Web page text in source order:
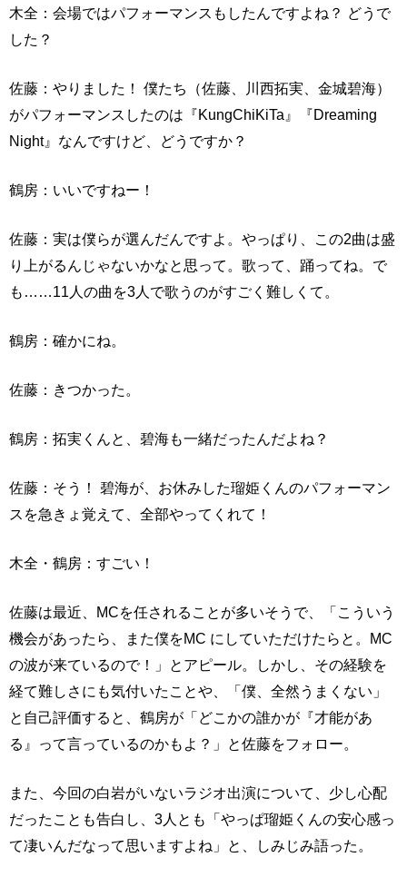
木全：会場ではパフォーマンスもしたんですよね？ どうで
した？
佐藤：やりました！ 僕たち（佐藤、川西拓実、金城碧海）
がパフォーマンスしたのは『KungChiKiTa』『Dreaming
Night』なんですけど、どうですか？
鶴房：いいですねー！
佐藤：実は僕らが選んだんですよ。やっぱり、この2曲は盛
り上がるんじゃないかなと思って。歌って、踊ってね。で
も……11人の曲を3人で歌うのがすごく難しくて。
鶴房：確かにね。
佐藤：きつかった。
鶴房：拓実くんと、碧海も一緒だったんだよね？
佐藤：そう！ 碧海が、お休みした瑠姫くんのパフォーマン
スを急きょ覚えて、全部やってくれて！
木全・鶴房：すごい！
佐藤は最近、MCを任されることが多いそうで、「こういう
機会があったら、また僕をMC にしていただけたらと。MC
の波が来ているので！」とアピール。しかし、その経験を
経て難しさにも気付いたことや、「僕、全然うまくない」
と自己評価すると、鶴房が「どこかの誰かが『才能があ
る』って言っているのかもよ？」と佐藤をフォロー。
また、今回の白岩がいないラジオ出演について、少し心配
だったことも告白し、3人とも「やっぱ瑠姫くんの安心感っ
て凄いんだなって思いますよね」と、しみじみ語った。